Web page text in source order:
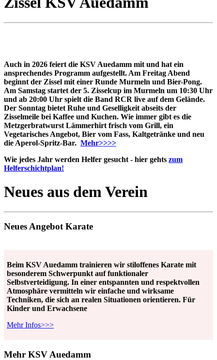
Auch in 2026 feiert die KSV Auedamm mit und hat ein
ansprechendes Programm aufgestellt. Am Freitag Abend
beginnt der Zissel mit einer Runde Murmeln und Bier-Pong.
Am Samstag startet der 5. Zisselcup im Murmeln um 10:30 Uhr
und ab 20:00 Uhr spielt die Band RCR live auf dem Gelände.
Der Sonntag bietet Ruhe und Geselligkeit abseits der
Zisselmeile bei Kaffee und Kuchen. Wie immer gibt es die
Metzgerbratwurst Lämmerhirt frisch vom Grill, ein
Vegetarisches Angebot, Bier vom Fass, Kaltgetränke und neu
die Aperol-Spritz-Bar. Mehr>>>>
Wie jedes Jahr werden Helfer gesucht - hier gehts zum
Helferschichtplan!
Neues aus dem Verein
Neues Angebot Karate
Beim KSV Auedamm trainieren wir stiloffenes Karate mit
besonderem Schwerpunkt auf funktionaler
Selbstverteidigung. In einer entspannten und respektvollen
Atmosphäre vermitteln wir einfache und wirksame
Techniken, die sich an realen Situationen orientieren. Für
Kinder und Erwachsene
Mehr Infos>>>
Mehr KSV Auedamm